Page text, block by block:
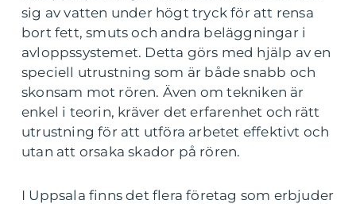
sig av vatten under högt tryck för att rensa
bort fett, smuts och andra beläggningar i
avloppssystemet. Detta görs med hjälp av en
speciell utrustning som är både snabb och
skonsam mot rören. Även om tekniken är
enkel i teorin, kräver det erfarenhet och rätt
utrustning för att utföra arbetet effektivt och
utan att orsaka skador på rören.
I Uppsala finns det flera företag som erbjuder